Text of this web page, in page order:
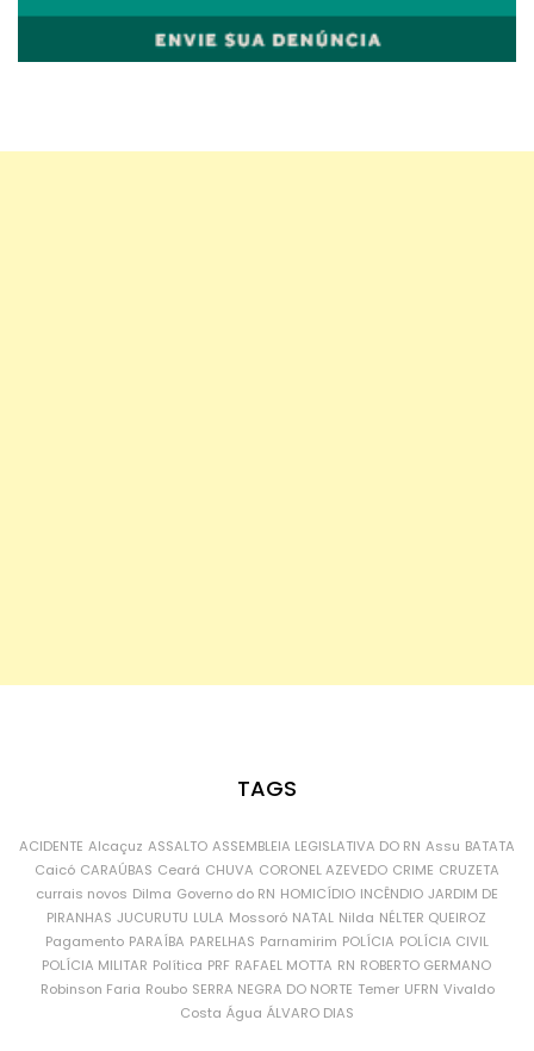
TAGS
ACIDENTE Alcaçuz ASSALTO ASSEMBLEIA LEGISLATIVA DO RN Assu BATATA
Caicó CARAÚBAS Ceará CHUVA CORONEL AZEVEDO CRIME CRUZETA
currais novos Dilma Governo do RN HOMICÍDIO INCÊNDIO JARDIM DE
PIRANHAS JUCURUTU LULA Mossoró NATAL Nilda NÉLTER QUEIROZ
Pagamento PARAÍBA PARELHAS Parnamirim POLÍCIA POLÍCIA CIVIL
POLÍCIA MILITAR Política PRF RAFAEL MOTTA RN ROBERTO GERMANO
Robinson Faria Roubo SERRA NEGRA DO NORTE Temer UFRN Vivaldo
Costa Água ÁLVARO DIAS